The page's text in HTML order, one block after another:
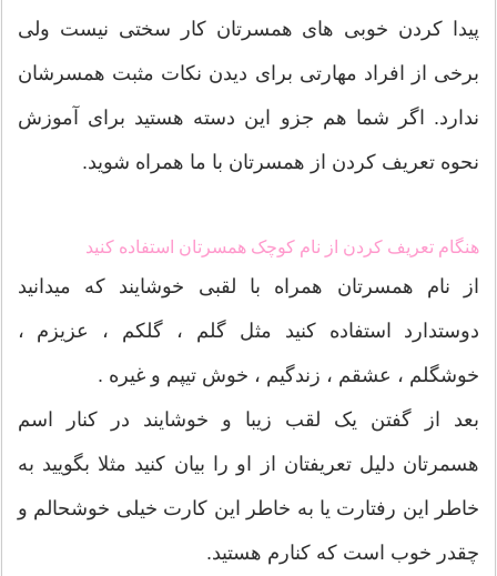
پیدا کردن خوبی های همسرتان کار سختی نیست ولی
برخی از افراد مهارتی برای دیدن نکات مثبت همسرشان
ندارد. اگر شما هم جزو این دسته هستید برای آموزش
نحوه تعریف کردن از همسرتان با ما همراه شوید.
هنگام تعریف کردن از نام کوچک همسرتان استفاده کنید
از نام همسرتان همراه با لقبی خوشایند که میدانید
دوستدارد استفاده کنید مثل گلم ، گلکم ، عزیزم ،
خوشگلم ، عشقم ، زندگیم ، خوش تیپم و غیره .
بعد از گفتن یک لقب زیبا و خوشایند در کنار اسم
هسمرتان دلیل تعریفتان از او را بیان کنید مثلا بگویید به
خاطر این رفتارت یا به خاطر این کارت خیلی خوشحالم و
چقدر خوب است که کنارم هستید.